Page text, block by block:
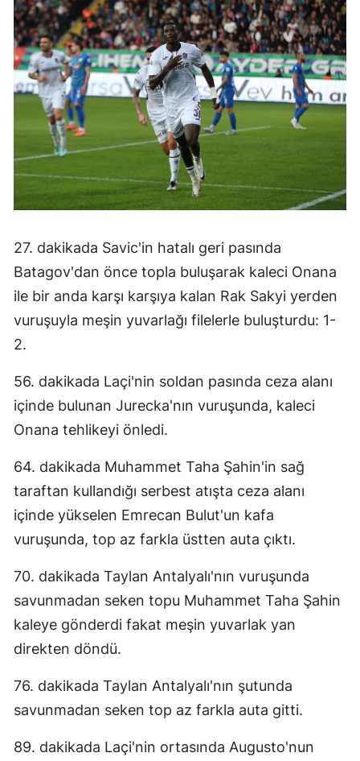
Mersin
İstanbul
İzmir
Kars
Kırklareli
Kırşehir
Kocaeli
Malatya
Manisa
Mardin
Muğla
Muş
Nevşehir
Niğde
Sakarya
27. dakikada Savic'in hatalı geri pasında
Batagov'dan önce topla buluşarak kaleci Onana
ile bir anda karşı karşıya kalan Rak Sakyi yerden
vuruşuyla meşin yuvarlağı filelerle buluşturdu: 1-
2.
56. dakikada Laçi'nin soldan pasında ceza alanı
içinde bulunan Jurecka'nın vuruşunda, kaleci
Onana tehlikeyi önledi.
64. dakikada Muhammet Taha Şahin'in sağ
taraftan kullandığı serbest atışta ceza alanı
içinde yükselen Emrecan Bulut'un kafa
vuruşunda, top az farkla üstten auta çıktı.
70. dakikada Taylan Antalyalı'nın vuruşunda
savunmadan seken topu Muhammet Taha Şahin
kaleye gönderdi fakat meşin yuvarlak yan
direkten döndü.
76. dakikada Taylan Antalyalı'nın şutunda
savunmadan seken top az farkla auta gitti.
89. dakikada Laçi'nin ortasında Augusto'nun